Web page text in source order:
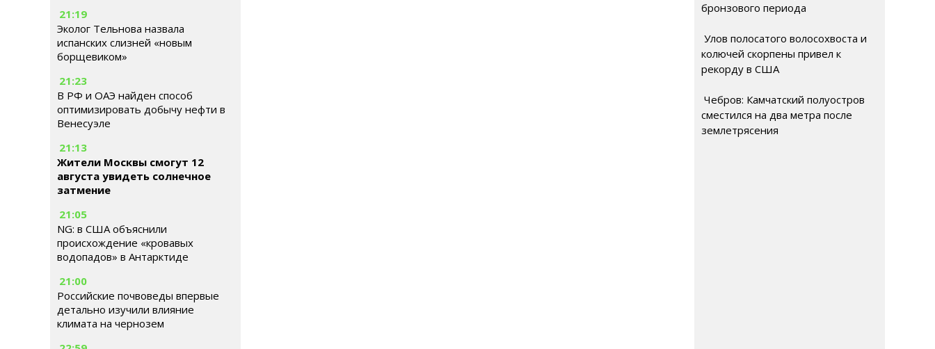
21:19
Эколог Тельнова назвала
испанских слизней «новым
борщевиком»
21:23
В РФ и ОАЭ найден способ
оптимизировать добычу нефти в
Венесуэле
21:13
Жители Москвы смогут 12
августа увидеть солнечное
затмение
21:05
NG: в США объяснили
происхождение «кровавых
водопадов» в Антарктиде
21:00
Российские почвоведы впервые
детально изучили влияние
климата на чернозем
бронзового периода
Улов полосатого волосохвоста и
колючей скорпены привел к
рекорду в США
Чебров: Камчатский полуостров
сместился на два метра после
землетрясения